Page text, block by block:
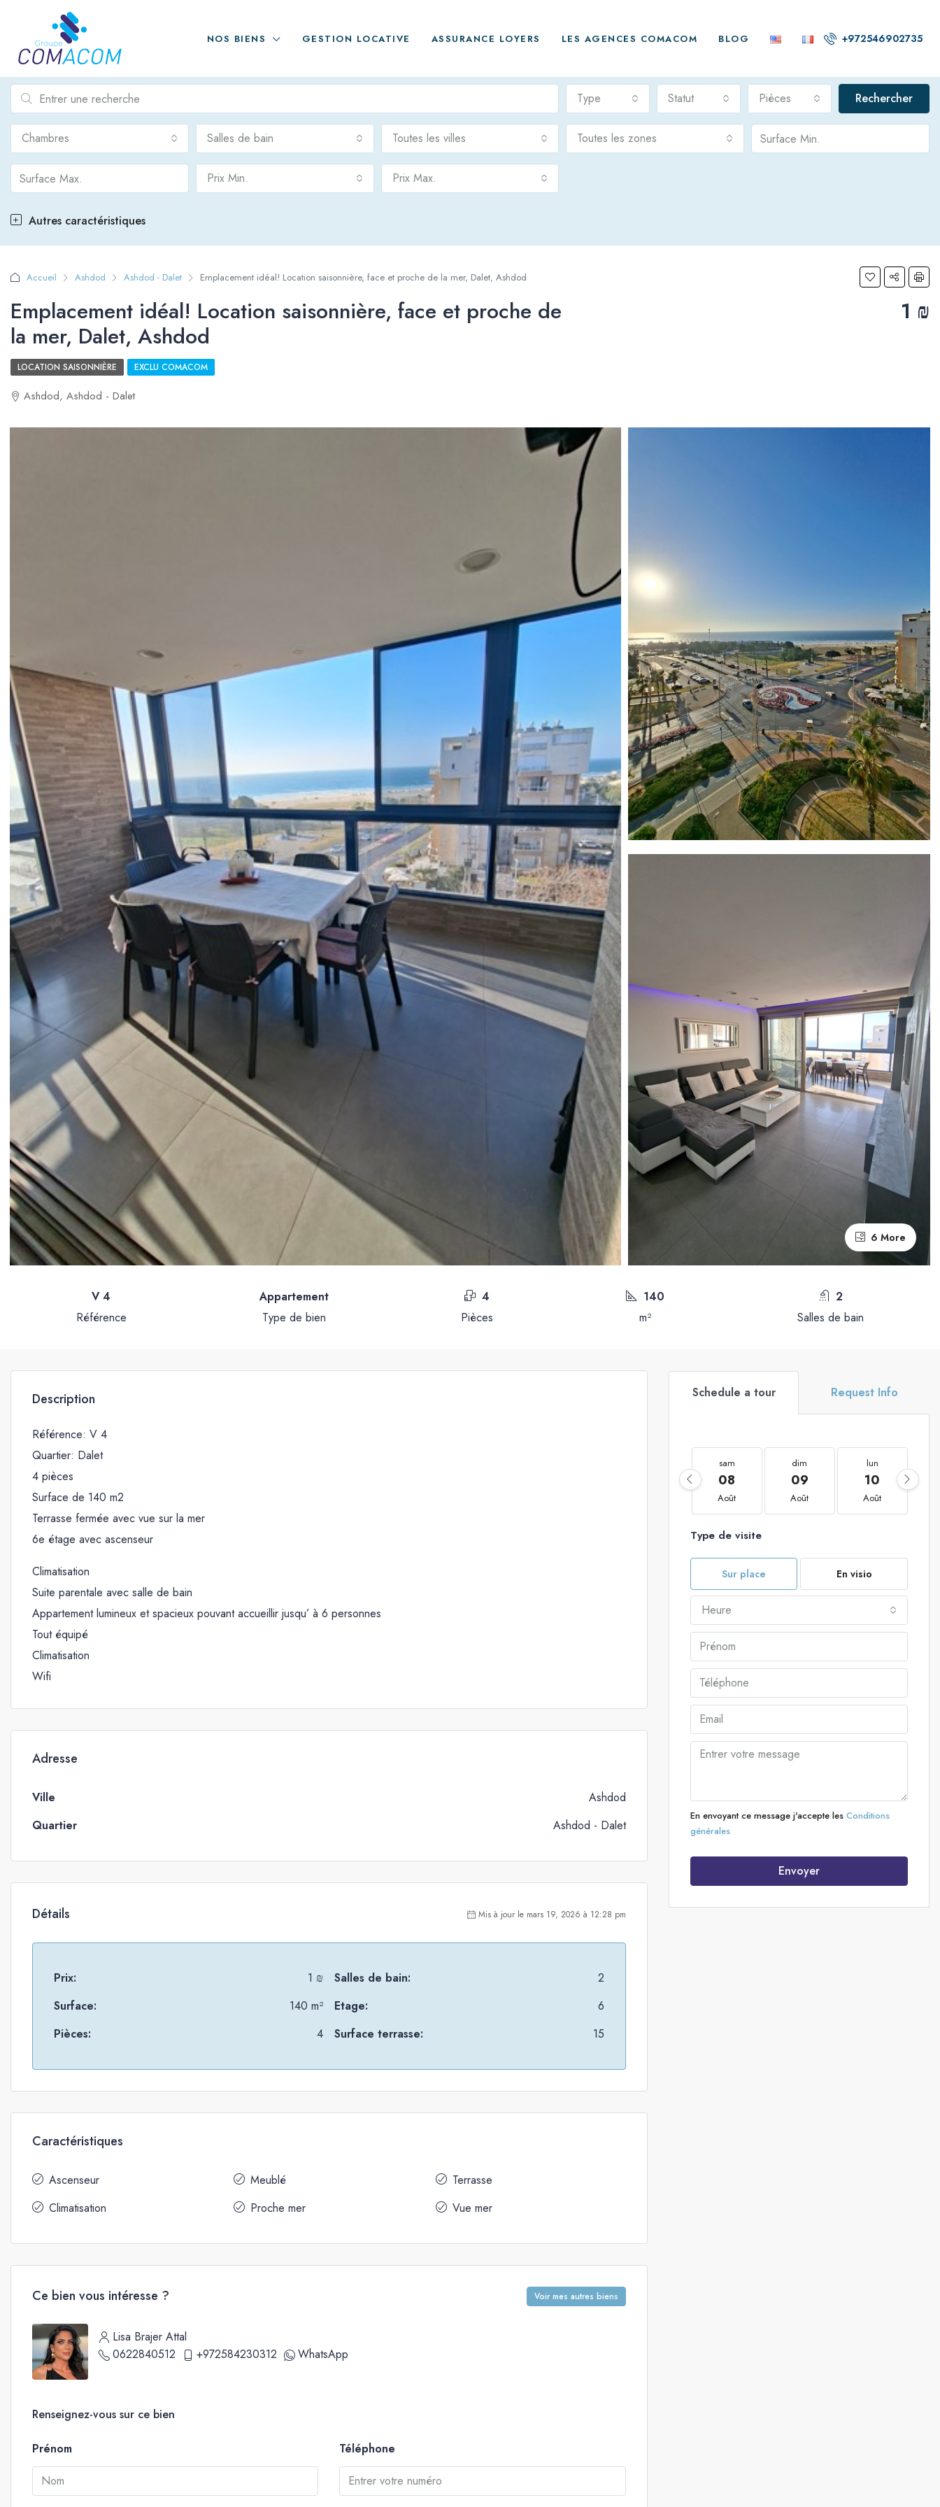
NOS BIENS GESTION LOCATIVE ASSURANCE LOYERS LES AGENCES COMACOM BLOG +972546902735
Type Statut Pièces Rechercher
Chambres Salles de bain Toutes les villes Toutes les zones
Prix Min. Prix Max.
Autres caractéristiques
Accueil Ashdod Ashdod - Dalet Emplacement idéal! Location saisonnière, face et proche de la mer, Dalet, Ashdod
Emplacement idéal! Location saisonnière, face et proche de
la mer, Dalet, Ashdod
1 ₪
LOCATION SAISONNIÈRE EXCLU COMACOM
Ashdod, Ashdod - Dalet
6 More
V 4
Référence
Appartement
Type de bien
4
Pièces
140
m²
2
Salles de bain
Description
Référence: V 4
Quartier: Dalet
4 pièces
Surface de 140 m2
Terrasse fermée avec vue sur la mer
6e étage avec ascenseur
Climatisation
Suite parentale avec salle de bain
Appartement lumineux et spacieux pouvant accueillir jusqu’ à 6 personnes
Tout équipé
Climatisation
Wifi
Adresse
Ville
Ashdod
Quartier
Ashdod - Dalet
Détails Mis à jour le mars 19, 2026 à 12:28 pm
Prix:
1 ₪
Surface:
140 m²
Pièces:
4
Salles de bain:
2
Etage:
6
Surface terrasse:
15
Caractéristiques
Ascenseur
Climatisation
Meublé
Proche mer
Terrasse
Vue mer
Ce bien vous intéresse ? Voir mes autres biens
Lisa Brajer Attal
0622840512
+972584230312 WhatsApp
Renseignez-vous sur ce bien
Prénom Téléphone
Schedule a tour Request Info
sam
08
Août
dim
09
Août
lun
10
Août
Type de visite
Sur place En visio
Heure
En envoyant ce message j'accepte les Conditions
générales
Envoyer